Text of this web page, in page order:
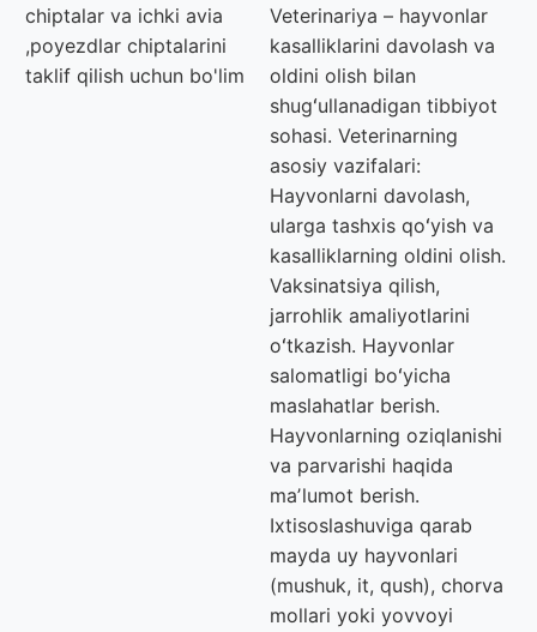
chiptalar va ichki avia
,poyezdlar chiptalarini
taklif qilish uchun bo'lim
Veterinariya – hayvonlar
kasalliklarini davolash va
oldini olish bilan
shugʻullanadigan tibbiyot
sohasi. Veterinarning
asosiy vazifalari:
Hayvonlarni davolash,
ularga tashxis qoʻyish va
kasalliklarning oldini olish.
Vaksinatsiya qilish,
jarrohlik amaliyotlarini
oʻtkazish. Hayvonlar
salomatligi boʻyicha
maslahatlar berish.
Hayvonlarning oziqlanishi
va parvarishi haqida
maʼlumot berish.
Ixtisoslashuviga qarab
mayda uy hayvonlari
(mushuk, it, qush), chorva
mollari yoki yovvoyi